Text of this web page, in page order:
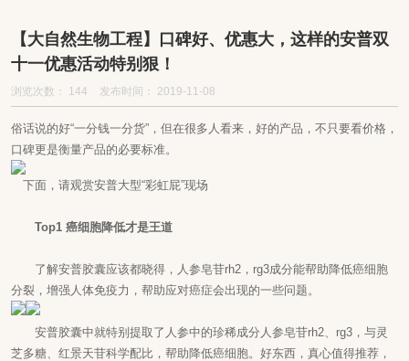
【大自然生物工程】口碑好、优惠大，这样的安普双
十一优惠活动特别狠！
浏览次数： 144 发布时间： 2019-11-08
俗话说的好“一分钱一分货”，但在很多人看来，好的产品，不只要看价格，
口碑更是衡量产品的必要标准。
下面，请观赏安普大型“彩虹屁”现场
Top1 癌细胞降低才是王道
了解安普胶囊应该都晓得， 人参皂苷rh2，rg3成分能帮助降低癌细胞
分裂，增强人体免疫力，帮助应对癌症会出现的一些问题。
安普胶囊中就特别提取了人参中的珍稀成分 人参皂苷rh2、rg3，与灵
芝多糖、红景天苷科学配比，帮助降低癌细胞。好东西，真心值得推荐，